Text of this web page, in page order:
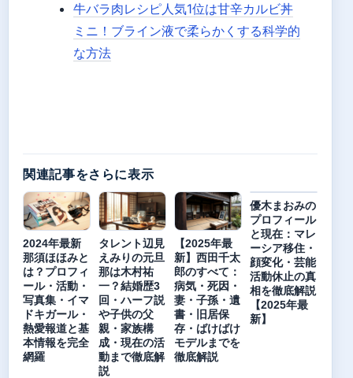
牛バラ肉レシピ人気1位は甘辛カルビ丼
ミニ！ブライン液で柔らかくする科学的
な方法
関連記事をさらに表示
2024年最新
那須ほほみと
は？プロフィ
ール・活動・
写真集・イマ
ドキガール・
熱愛報道と基
本情報を完全
網羅
タレント辺見
えみりの元旦
那は木村祐
一？結婚歴3
回・ハーフ説
や子供の父
親・家族構
成・現在の活
動まで徹底解
説
【2025年最
新】西田千太
郎のすべて：
病気・死因・
妻・子孫・遺
書・旧居保
存・ばけばけ
モデルまでを
徹底解説
優木まおみの
プロフィール
と現在：マレ
ーシア移住・
顔変化・芸能
活動休止の真
相を徹底解説
【2025年最
新】